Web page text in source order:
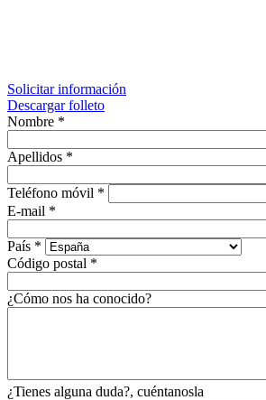
Solicitar información
Descargar folleto
Nombre *
Apellidos *
Teléfono móvil *
E-mail *
País *
Código postal *
¿Cómo nos ha conocido?
¿Tienes alguna duda?, cuéntanosla